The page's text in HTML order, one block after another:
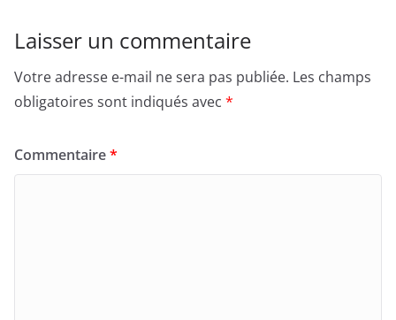
Laisser un commentaire
Votre adresse e-mail ne sera pas publiée. Les champs
obligatoires sont indiqués avec *
Commentaire*